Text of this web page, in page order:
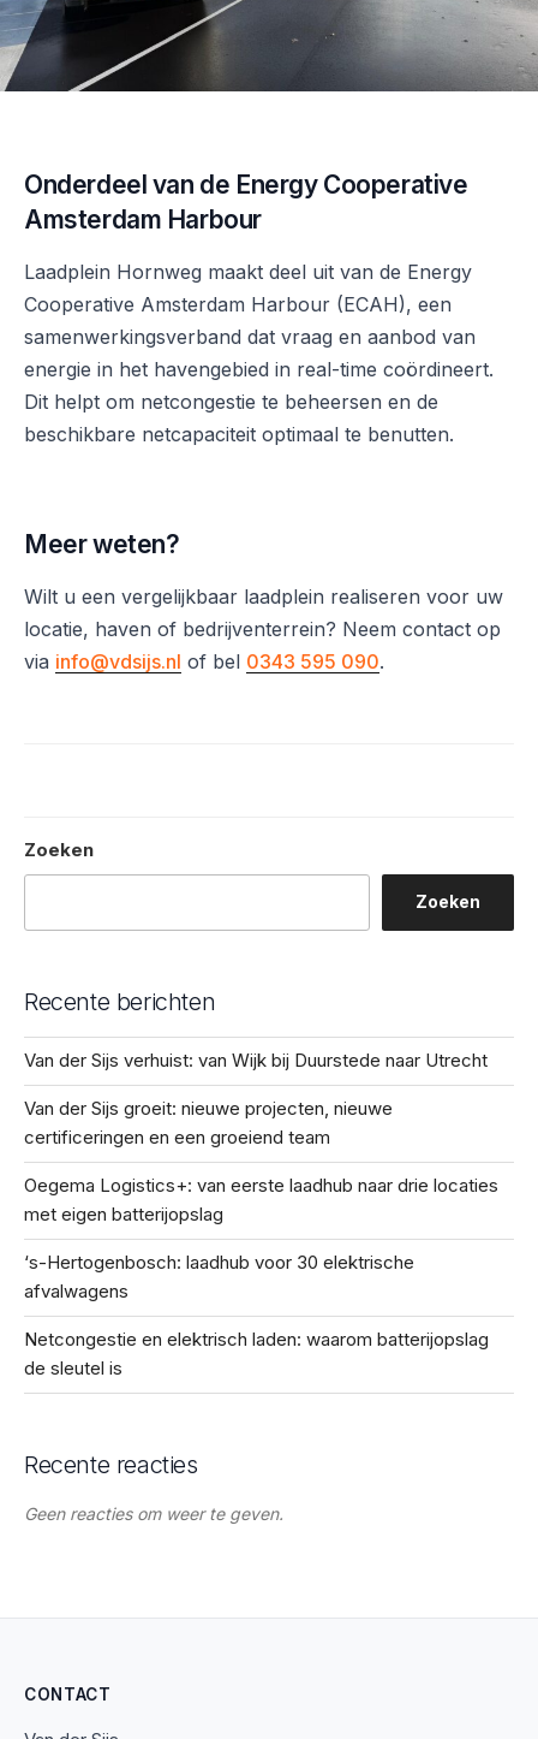
Onderdeel van de Energy Cooperative
Amsterdam Harbour
Laadplein Hornweg maakt deel uit van de Energy
Cooperative Amsterdam Harbour (ECAH), een
samenwerkingsverband dat vraag en aanbod van
energie in het havengebied in real-time coördineert.
Dit helpt om netcongestie te beheersen en de
beschikbare netcapaciteit optimaal te benutten.
Meer weten?
Wilt u een vergelijkbaar laadplein realiseren voor uw
locatie, haven of bedrijventerrein? Neem contact op
via info@vdsijs.nl of bel 0343 595 090.
Zoeken
Zoeken
Recente berichten
Van der Sijs verhuist: van Wijk bij Duurstede naar Utrecht
Van der Sijs groeit: nieuwe projecten, nieuwe
certificeringen en een groeiend team
Oegema Logistics+: van eerste laadhub naar drie locaties
met eigen batterijopslag
‘s-Hertogenbosch: laadhub voor 30 elektrische
afvalwagens
Netcongestie en elektrisch laden: waarom batterijopslag
de sleutel is
Recente reacties
Geen reacties om weer te geven.
CONTACT